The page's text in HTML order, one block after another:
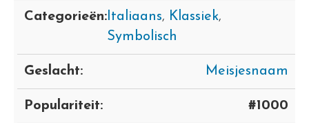
Categorieën:Italiaans, Klassiek,
Symbolisch
Geslacht: Meisjesnaam
Populariteit: #1000